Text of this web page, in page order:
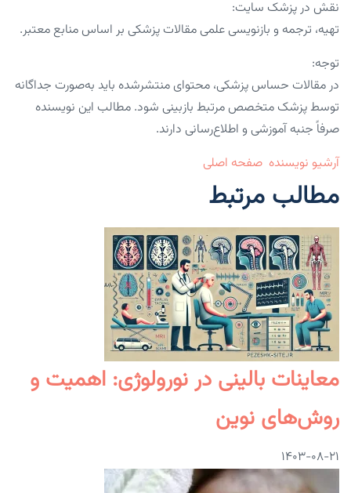
نقش در پزشک سایت:
تهیه، ترجمه و بازنویسی علمی مقالات پزشکی بر اساس منابع معتبر.
توجه:
در مقالات حساس پزشکی، محتوای منتشرشده باید به‌صورت جداگانه
توسط پزشک متخصص مرتبط بازبینی شود. مطالب این نویسنده
صرفاً جنبه آموزشی و اطلاع‌رسانی دارند.
آرشیو نویسنده صفحه اصلی
مطالب مرتبط
معاینات بالینی در نورولوژی: اهمیت و
روش‌های نوین
۱۴۰۳-۰۸-۲۱